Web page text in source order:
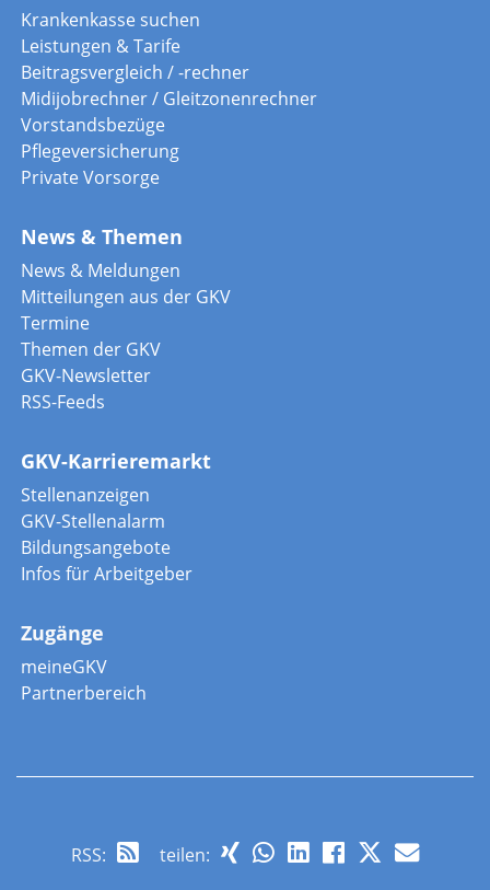
Krankenkasse suchen
Leistungen & Tarife
Beitragsvergleich / -rechner
Midijobrechner / Gleitzonenrechner
Vorstandsbezüge
Pflegeversicherung
Private Vorsorge
News & Themen
News & Meldungen
Mitteilungen aus der GKV
Termine
Themen der GKV
GKV-Newsletter
RSS-Feeds
GKV-Karrieremarkt
Stellenanzeigen
GKV-Stellenalarm
Bildungsangebote
Infos für Arbeitgeber
Zugänge
meineGKV
Partnerbereich
RSS: teilen: